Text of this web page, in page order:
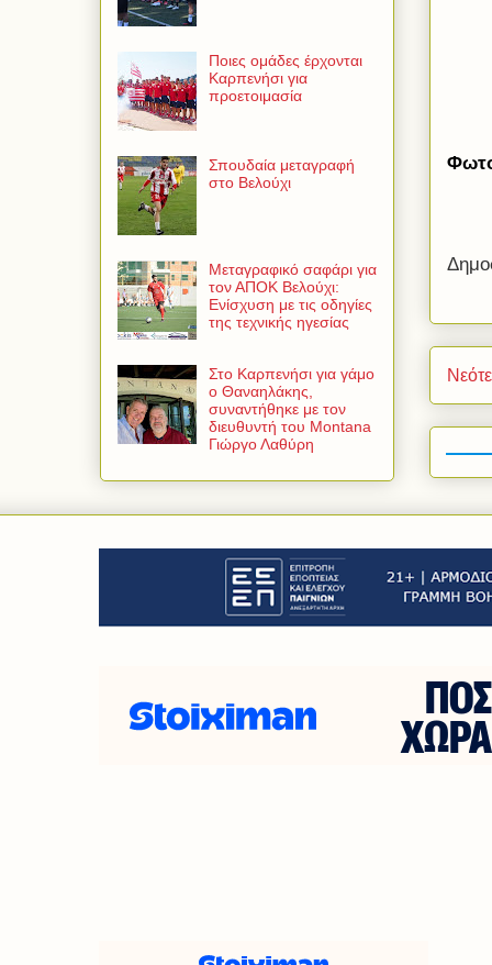
Ποιες ομάδες έρχονται
Καρπενήσι για
προετοιμασία
Σπουδαία μεταγραφή
στο Βελούχι
Μεταγραφικό σαφάρι για
τον ΑΠΟΚ Βελούχι:
Ενίσχυση με τις οδηγίες
της τεχνικής ηγεσίας
Στο Καρπενήσι για γάμο
ο Θαναηλάκης,
συναντήθηκε με τον
διευθυντή του Montana
Γιώργο Λαθύρη